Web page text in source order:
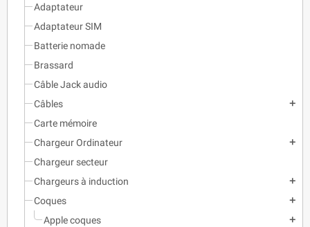
Adaptateur
Adaptateur SIM
Batterie nomade
Brassard
Câble Jack audio
Câbles
add
Carte mémoire
Chargeur Ordinateur
add
Chargeur secteur
Chargeurs à induction
add
Coques add
Apple coques add